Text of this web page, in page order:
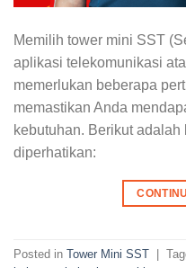
Memilih tower mini SST
aplikasi telekomunikasi
memerlukan beberapa
memastikan Anda
kebutuhan. Berikut
diperhatikan:
Posted in Tower Mini SST